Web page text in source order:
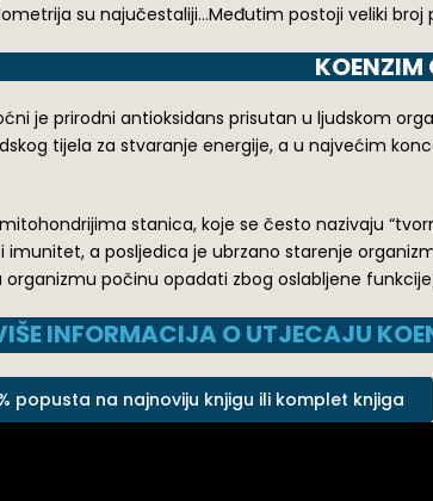
su najučestaliji…Međutim postoji veliki
KOENZIM
je prirodni antioksidans prisutan u ljudskom
tijela za stvaranje energije, a u najvećim
stanica, koje se često nazivaju
imunitet, a posljedica je ubrzano starenje
organizmu počinu opadati zbog oslabljene
INFORMACIJA O UTJECAJU
popusta na najnoviju knjigu ili komplet knjiga